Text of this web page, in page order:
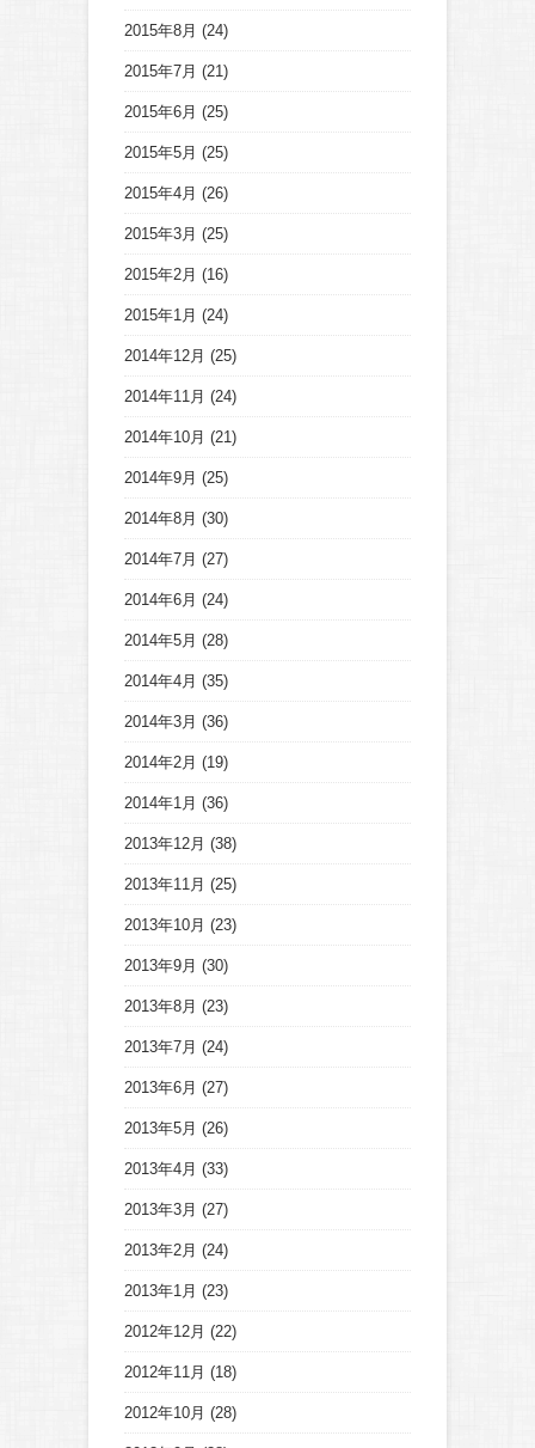
2015年8月 (24)
2015年7月 (21)
2015年6月 (25)
2015年5月 (25)
2015年4月 (26)
2015年3月 (25)
2015年2月 (16)
2015年1月 (24)
2014年12月 (25)
2014年11月 (24)
2014年10月 (21)
2014年9月 (25)
2014年8月 (30)
2014年7月 (27)
2014年6月 (24)
2014年5月 (28)
2014年4月 (35)
2014年3月 (36)
2014年2月 (19)
2014年1月 (36)
2013年12月 (38)
2013年11月 (25)
2013年10月 (23)
2013年9月 (30)
2013年8月 (23)
2013年7月 (24)
2013年6月 (27)
2013年5月 (26)
2013年4月 (33)
2013年3月 (27)
2013年2月 (24)
2013年1月 (23)
2012年12月 (22)
2012年11月 (18)
2012年10月 (28)